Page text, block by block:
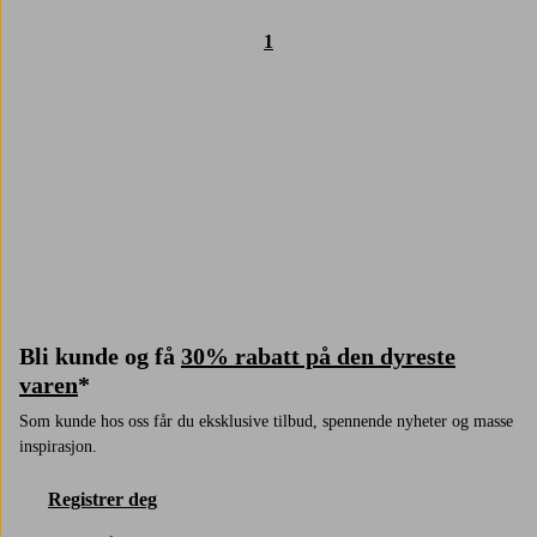
1
Bli kunde og få 30% rabatt på den dyreste
varen*
Som kunde hos oss får du eksklusive tilbud, spennende nyheter og masse
inspirasjon.
Registrer deg